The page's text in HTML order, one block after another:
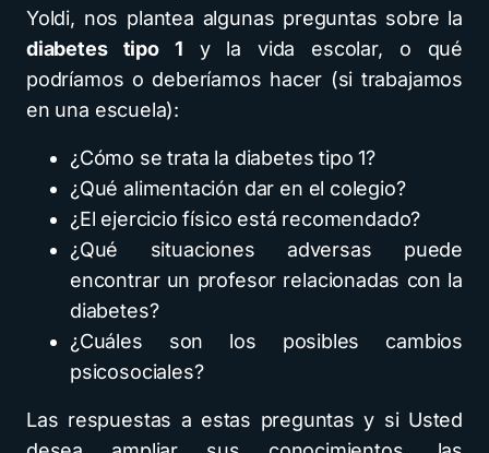
Yoldi, nos plantea algunas preguntas sobre la
diabetes tipo 1 y la vida escolar, o qué
podríamos o deberíamos hacer (si trabajamos
en una escuela):
¿Cómo se trata la diabetes tipo 1?
¿Qué alimentación dar en el colegio?
¿El ejercicio físico está recomendado?
¿Qué situaciones adversas puede
encontrar un profesor relacionadas con la
diabetes?
¿Cuáles son los posibles cambios
psicosociales?
Las respuestas a estas preguntas y si Usted